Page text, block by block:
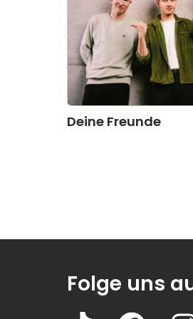
Deine Freunde
Folge uns